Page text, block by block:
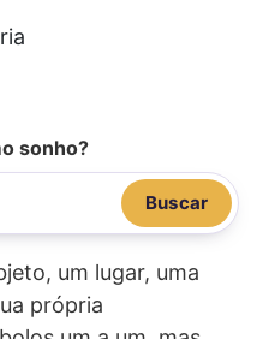
sonho?
Buscar
um lugar, uma
própria